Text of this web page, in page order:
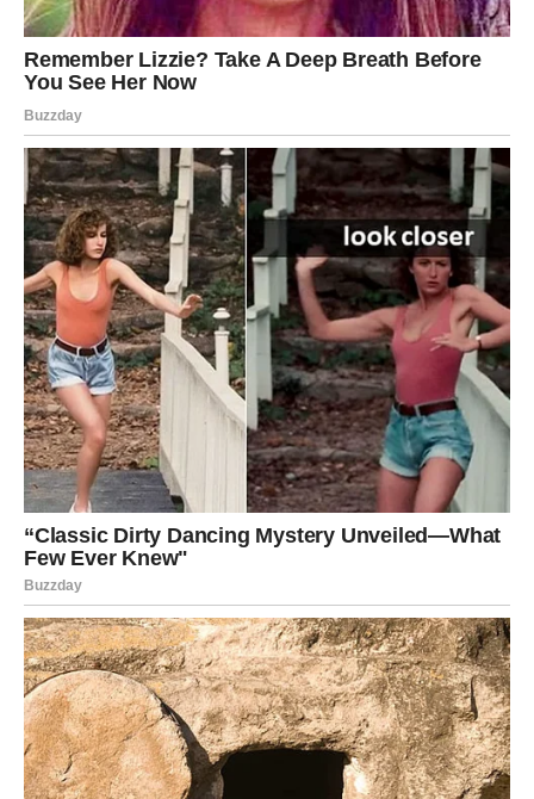
sudbinski karakter. To nisu slučajnosti – to su susreti i
situacije koje imaju jasno definisanu svrhu.
Ljudi koji dolaze sa razlogom
U ovom periodu, Device mogu upoznati osobe koje igraju
ključnu ulogu u njihovom daljem životu. Ovi susreti nisu
površni – oni nose duboku simboliku i često dolaze u
trenucima kada su najpotrebniji. Svaka nova osoba
donosi određenu poruku ili promenu koja ima dugoročan
uticaj.
Zanimljivo je da se mnoge od ovih interakcija dešavaju
spontano, bez planiranja. Upravo u toj spontanosti leži
njihova snaga i značaj.
Neočekivani preokreti koji menjaju tok
Pored susreta, Device mogu doživeti i iznenadne
preokrete koji menjaju tok događaja. Ono što je delovalo
stabilno može se promeniti, ali ne na način koji donosi
haos, već na način koji vodi ka nečemu boljem.
Ovi preokreti često dolaze kao odgovor na karmičke
procese koji su se odvijali u pozadini. Iako mogu delovati
naglo, oni su zapravo pažljivo tempirani i imaju svoju